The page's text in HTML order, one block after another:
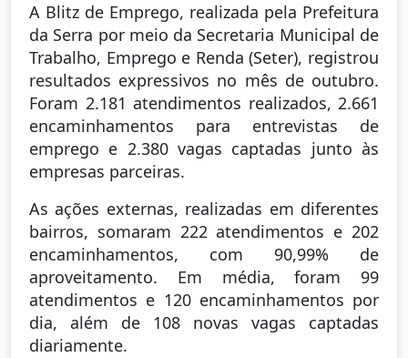
A Blitz de Emprego, realizada pela Prefeitura
da Serra por meio da Secretaria Municipal de
Trabalho, Emprego e Renda (Seter), registrou
resultados expressivos no mês de outubro.
Foram 2.181 atendimentos realizados, 2.661
encaminhamentos para entrevistas de
emprego e 2.380 vagas captadas junto às
empresas parceiras.
As ações externas, realizadas em diferentes
bairros, somaram 222 atendimentos e 202
encaminhamentos, com 90,99% de
aproveitamento. Em média, foram 99
atendimentos e 120 encaminhamentos por
dia, além de 108 novas vagas captadas
diariamente.